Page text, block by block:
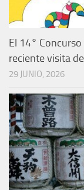
El 14°
reciente visita
29 JUNIO, 2026